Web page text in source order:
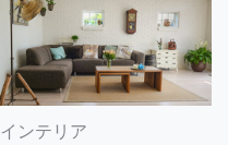
インテリア